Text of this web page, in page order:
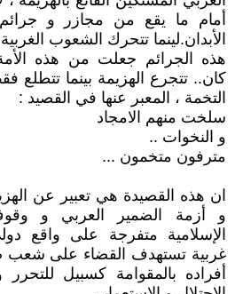
أمام ما يقع من مجازر و
الأبدان.لينما تتحرك الشعوب
هذه الجرائم جعلت من هذه
كان.. تتجرع الهزيمة بينما تتطلع
التخمة ، المعبر عنها في القصيد :
سلخت منهم الامجاد
و النخوات ..
مترفون متخمون ...
ان هذه القصيدة هي تعبير عن
و أزمة الضمير العربي و
الإسلامية متفرجة على واقع
غربية تستهدف القضاء على
أفراده بالمقوامة كسبيل